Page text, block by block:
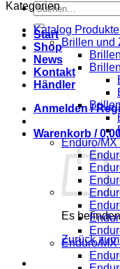
Suchen
nach:
Start
Shop
News
Kontakt
Händler
Anmelden /
Warenkorb /
Es
Zurück
Kategorien
Katalog
Brillen und
Enduro/
Enduro/MX